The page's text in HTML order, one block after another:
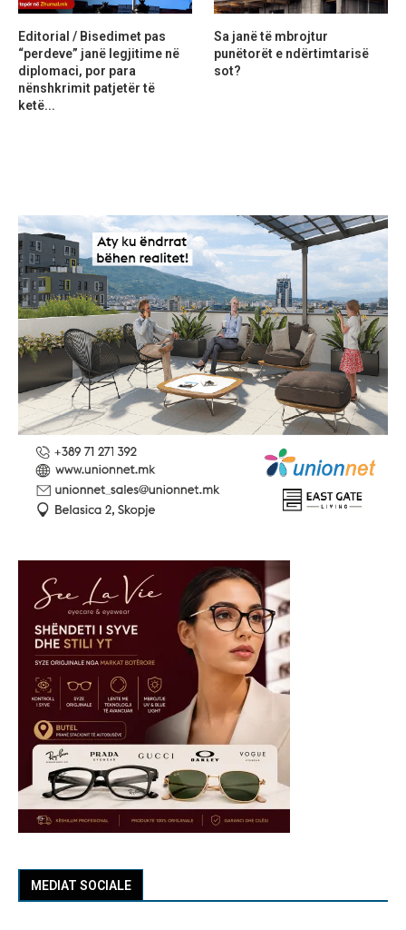
MEDIAT SOCIALE
Editorial / Bisedimet pas
“perdeve” janë legjitime në
diplomaci, por para
nënshkrimit patjetër të
ketë...
Sa janë të mbrojtur
punëtorët e ndërtimtarisë
sot?